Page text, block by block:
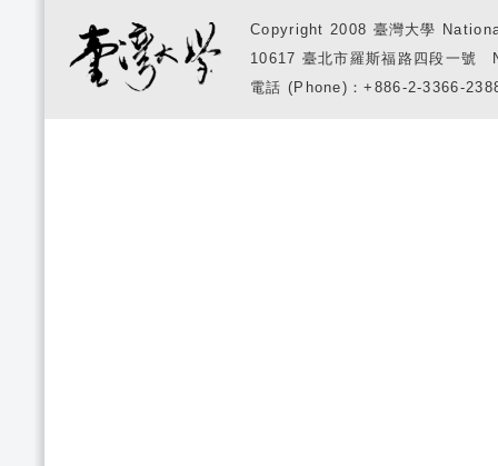
Copyright 2008 臺灣大學
10617 臺北市羅斯福路四段一
電話 (Phone)：+886-2-3366-